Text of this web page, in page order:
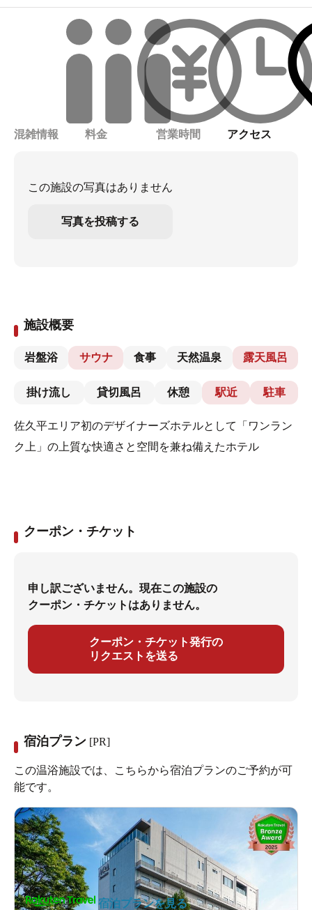
混雑情報 料金 営業時間 アクセス
この施設の写真はありません
写真を投稿する
施設概要
岩盤浴 サウナ 食事 天然温泉 露天風呂
掛け流し 貸切風呂 休憩 駅近 駐車
佐久平エリア初のデザイナーズホテルとして「ワンラン
ク上」の上質な快適さと空間を兼ね備えたホテル
クーポン・チケット
申し訳ございません。現在この施設の
クーポン・チケットはありません。
クーポン・チケット発行の
リクエストを送る
宿泊プラン [PR]
この温浴施設では、こちらから宿泊プランのご予約が可
能です。
宿泊プランを見る